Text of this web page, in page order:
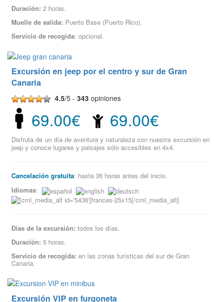
Duración:2 horas.
Muelle de salida: Puerto Base (Puerto Rico).
Servicio de recogida: opcional.
Excursión en jeep por el centro y sur de Gran
Canaria
4.5/5 -343 opiniones
69.00€ 69.00€
Disfruta de un día de aventura y naturaleza con nuestra excursión en
jeep y conoce lugares y paisajes sólo accesibles en 4x4.
Cancelación gratuita: hasta 36 horas antes del inicio.
Idiomas:
Días de la excursión: todos los días.
Duración: 5 horas.
Servicio de recogida: en las zonas turísticas del sur de Gran
Canaria.
Excursión VIP en furgoneta